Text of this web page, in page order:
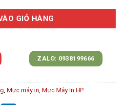
GIỎ HÀNG
ZALO: 0938199666
Mực máy in Mực Máy In HP